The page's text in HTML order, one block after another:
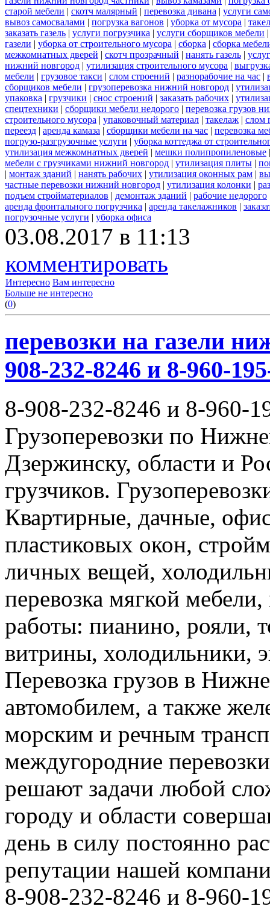
старой мебели | скотч малярный | перевозка дивана | услуги
вывоз самосвалами | погрузка вагонов | уборка от мусора |
заказать газель | услуги погрузчика | услуги сборщиков мебели
газели | уборка от строительного мусора | сборка | сборка
межкомнатных дверей | скотч прозрачный | нанять газель |
нижний новгород | утилизация строительного мусора |
мебели | грузовое такси | слом строений | разнорабочие на час |
сборщиков мебели | грузоперевозка нижний новгород |
упаковка | грузчики | снос строений | заказать рабочих |
спецтехники | сборщики мебели недорого | перевозка грузов
строительного мусора | упаковочный материал | такелаж | слом
переезд | аренда камаза | сборщики мебели на час | перевозка
погрузо-разгрузочные услуги | уборка коттеджа от
утилизация межкомнатных дверей | мешки полипропиленовые
мебели с грузчиками нижний новгород | утилизация плиты |
| монтаж зданий | нанять рабочих | утилизация оконных рам |
частные перевозки нижний новгород | утилизация колонки |
подъем стройматериалов | демонтаж зданий | рабочие недорого
аренда фронтального погрузчика | аренда такелажников |
погрузочные услуги | уборка офиса
03.08.2017 в 11:13
комментировать
Интересно Вам интересно
Больше не интересно
(0)
перевозки на газели
908-232-8246 и 8-960-
8-908-232-8246 и 8-960-
Грузоперевозки по
Дзержинску, области и
грузчиков.
Квартирные, дачные,
пластиковых окон,
личных вещей,
перевозка мягкой
работы: пианино, рояли,
витрины, холодильники,
Перевозка грузов в
автомобилем, а также
морским и речным
междугородние
решают задачи любой
городу и области
день в силу постоянно
репутации нашей
8-908-232-8246 и 8-960-